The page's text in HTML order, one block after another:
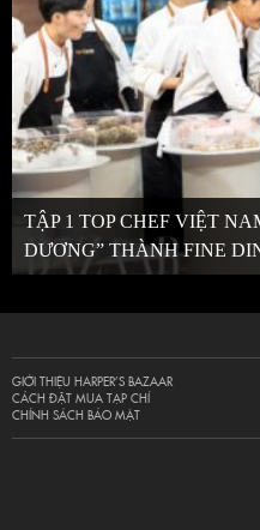
TẬP 1 TOP CHEF VIỆT
DƯƠNG” THÀNH FINE
GIỚI THIỆU HARPER’S BAZAAR
CÁCH ĐẶT MUA TẠP CHÍ
CHÍNH SÁCH BẢO MẬT